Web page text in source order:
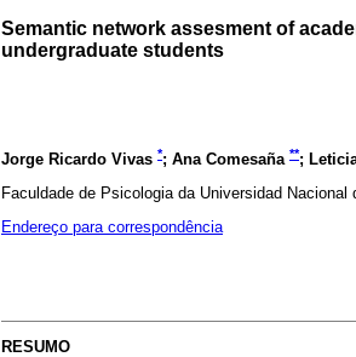
Semantic network assesment of
undergraduate students
Jorge Ricardo Vivas *; Ana Comesaña **;
Faculdade de Psicologia da Universidad Nacional
Endereço para correspondência
RESUMO